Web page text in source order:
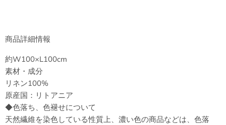
商品詳細情報
約W100×L100cm
素材・成分
リネン100%
原産国：リトアニア
◆色落ち、色褪せについて
天然繊維を染色している性質上、濃い色の商品などは、色落